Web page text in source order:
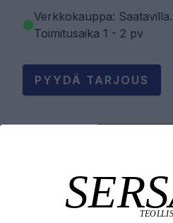
Verkkokauppa: Saatavilla.
Toimitusaika 1 - 2 pv
PYYDÄ TARJOUS
Tuotekuvaus